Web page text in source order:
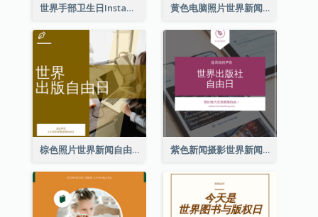
世界手部卫生日Instagram帖子 黄色电脑照片世界新闻自由日Instagram帖子
棕色照片世界新闻自由日Instagram帖子 紫色新闻摄影世界新闻自由日Instagram帖子